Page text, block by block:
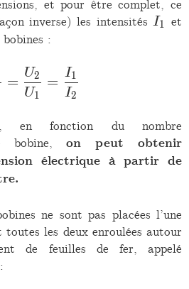
et pour être complet, ce
inverse) les intensités I_1
I1 et
:
\frac{N_2}{N_1} =
=
U1
U2 =
I2
I1
en fonction du nombre
bobine, on peut obtenir
électrique à partir de
ne sont pas placées l’une
toutes les deux enroulées autour
de feuilles de fer, appelé